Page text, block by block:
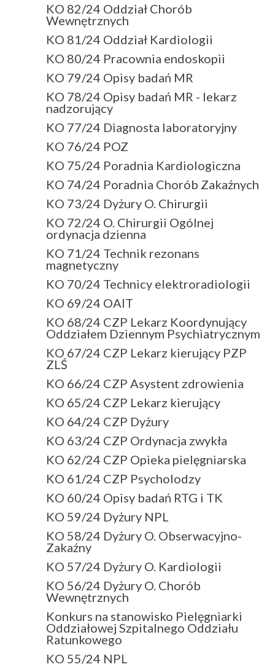
KO 82/24 Oddział Chorób
Wewnętrznych
KO 81/24 Oddział Kardiologii
KO 80/24 Pracownia endoskopii
KO 79/24 Opisy badań MR
KO 78/24 Opisy badań MR - lekarz
nadzorujący
KO 77/24 Diagnosta laboratoryjny
KO 76/24 POZ
KO 75/24 Poradnia Kardiologiczna
KO 74/24 Poradnia Chorób Zakaźnych
KO 73/24 Dyżury O. Chirurgii
KO 72/24 O. Chirurgii Ogólnej
ordynacja dzienna
KO 71/24 Technik rezonans
magnetyczny
KO 70/24 Technicy elektroradiologii
KO 69/24 OAIT
KO 68/24 CZP Lekarz Koordynujący
Oddziałem Dziennym Psychiatrycznym
KO 67/24 CZP Lekarz kierujący PZP
ZLŚ
KO 66/24 CZP Asystent zdrowienia
KO 65/24 CZP Lekarz kierujący
KO 64/24 CZP Dyżury
KO 63/24 CZP Ordynacja zwykła
KO 62/24 CZP Opieka pielęgniarska
KO 61/24 CZP Psycholodzy
KO 60/24 Opisy badań RTG i TK
KO 59/24 Dyżury NPL
KO 58/24 Dyżury O. Obserwacyjno-
Zakaźny
KO 57/24 Dyżury O. Kardiologii
KO 56/24 Dyżury O. Chorób
Wewnętrznych
Konkurs na stanowisko Pielęgniarki
Oddziałowej Szpitalnego Oddziału
Ratunkowego
KO 55/24 NPL